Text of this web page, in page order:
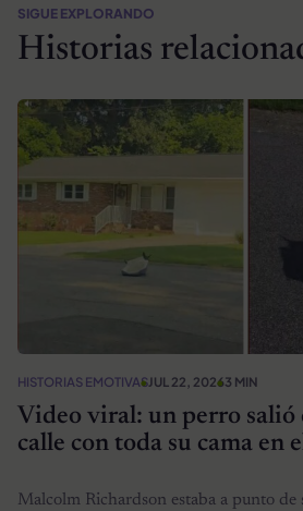
SIGUE EXPLORANDO
Historias
HISTORIAS EMOTIVASJUL 22, 20263 MIN
Video viral: un perro
calle con toda su cama en
Malcolm Richardson estaba a punto de